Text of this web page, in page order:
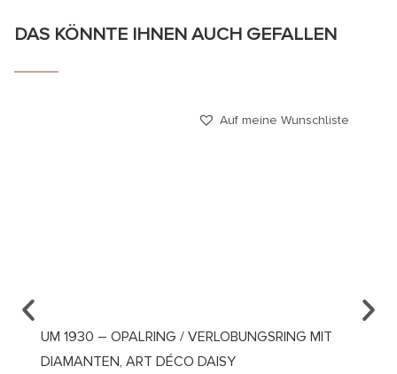
DAS KÖNNTE IHNEN AUCH GEFALLEN
Auf meine Wunschliste
UM 1930 – OPALRING / VERLOBUNGSRING MIT
DIAMANTEN, ART DÉCO DAISY